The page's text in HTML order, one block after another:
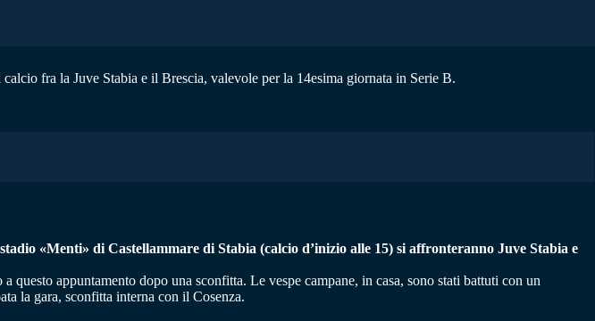
fra la Juve Stabia e il Brescia, valevole per la 14esima giornata in Serie B.
«Menti» di Castellammare di Stabia (calcio d’inizio alle 15) si affronteranno Juve Stabia e
appuntamento dopo una sconfitta. Le vespe campane, in casa, sono stati battuti con un
la gara, sconfitta interna con il Cosenza.